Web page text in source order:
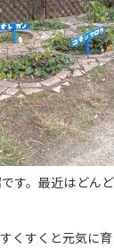
す。最近はどん
くすくと元気に育